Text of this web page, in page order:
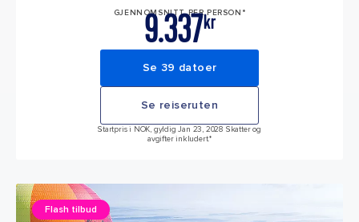
GJENNOMSNITT PER PERSON*
kr
9.337
Se 39 datoer
Se reiseruten
Startpris i NOK, gyldig Jan 23, 2028 Skatter og
avgifter inkludert.*
Flash tilbud